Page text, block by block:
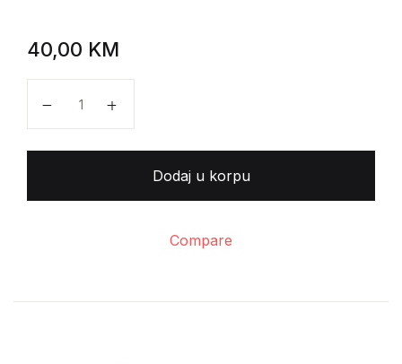
40,00 KM
Dodaj u korpu
Compare